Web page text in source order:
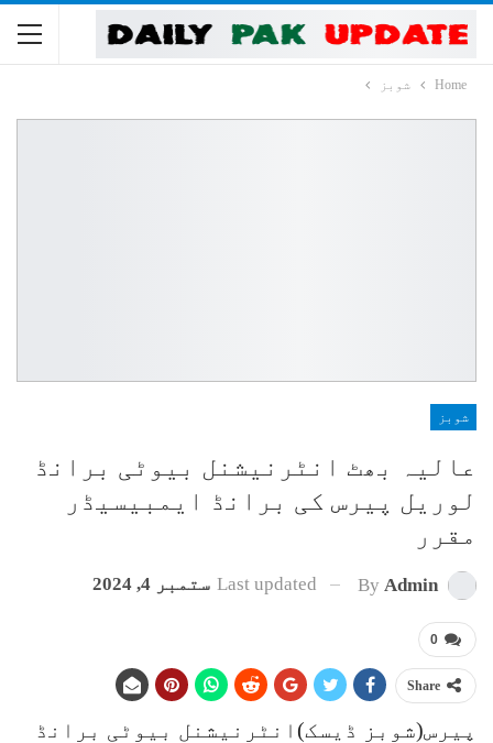
Home شوبز
شوبز
عالیہ بھٹ انٹرنیشنل بیوٹی برانڈ
لوریل پیرس کی برانڈ ایمبیسیڈر
مقرر
By Admin
Last updated ستمبر 4, 2024
0
Share
پیرس(شوبز ڈیسک)انٹرنیشنل بیوٹی برانڈ